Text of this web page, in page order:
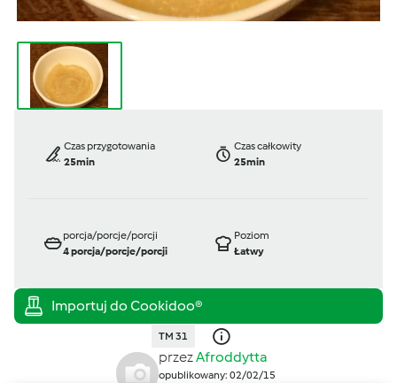
Czas przygotowania
25min
Czas całkowity
25min
porcja/porcje/porcji
4porcja/porcje/porcji
Poziom
Łatwy
TM 31
przezAfroddytta
opublikowany: 02/02/15